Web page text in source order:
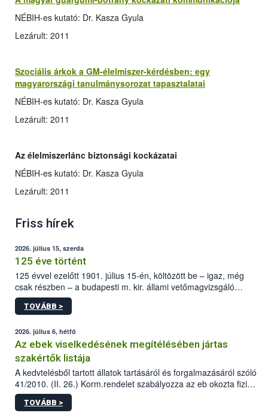
NÉBIH-es kutató: Dr. Kasza Gyula
Lezárult: 2011
Szociális árkok a GM-élelmiszer-kérdésben: egy
magyarországi tanulmánysorozat tapasztalatai
NÉBIH-es kutató: Dr. Kasza Gyula
Lezárult: 2011
Az élelmiszerlánc biztonsági kockázatai
NÉBIH-es kutató: Dr. Kasza Gyula
Lezárult: 2011
Friss hírek
2026. július 15, szerda
125 éve történt
125 évvel ezelőtt 1901. július 15-én, költözött be – igaz, még
csak részben – a budapesti m. kir. állami vetőmagvizsgáló
állomás a Kis Rókus utca 15. szám alatti, Czigler Győző által
tervezett új épületébe.
TOVÁBB >
2026. július 6, hétfő
Az ebek viselkedésének megítélésében jártas
szakértők listája
A kedvtelésből tartott állatok tartásáról és forgalmazásáról szóló
41/2010. (II. 26.) Korm.rendelet szabályozza az eb okozta fizikai
sérülés, illetve ennek veszélye keletkezésekor felmerülő
hatósági feladatokat, valamint a veszélyes eb tartását és annak
TOVÁBB >